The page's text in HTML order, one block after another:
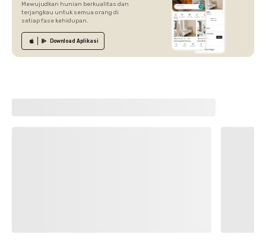
Mewujudkan hunian berkualitas dan
terjangkau untuk semua orang di
setiap fase kehidupan.
Download Aplikasi